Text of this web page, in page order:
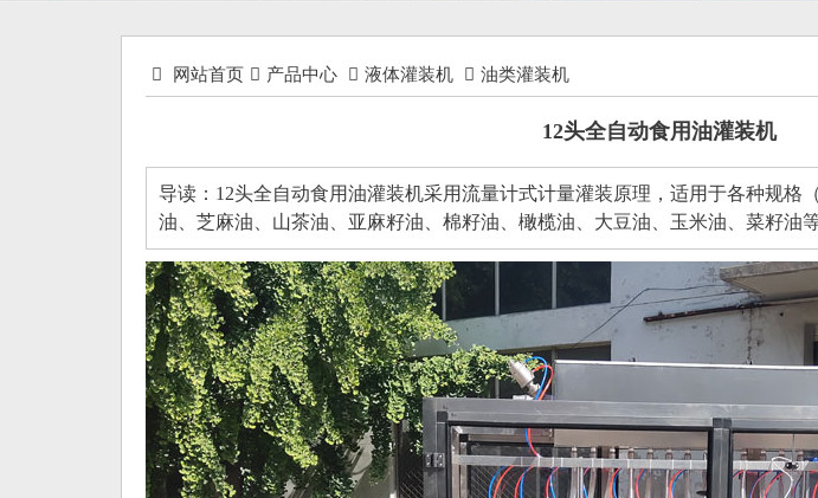
网站首页 产品中心 液体灌装机 油类灌装机
12头全自动食用油灌装机
导读：12头全自动食用油灌装机采用流量计式计量灌装原理，适用于各种规格
油、芝麻油、山茶油、亚麻籽油、棉籽油、橄榄油、大豆油、玉米油、菜籽油